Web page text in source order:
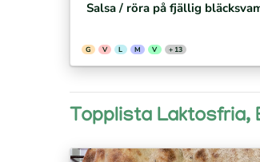
Salsa / röra på fjällig
G V L M V + 13
Topplista Laktosfria,